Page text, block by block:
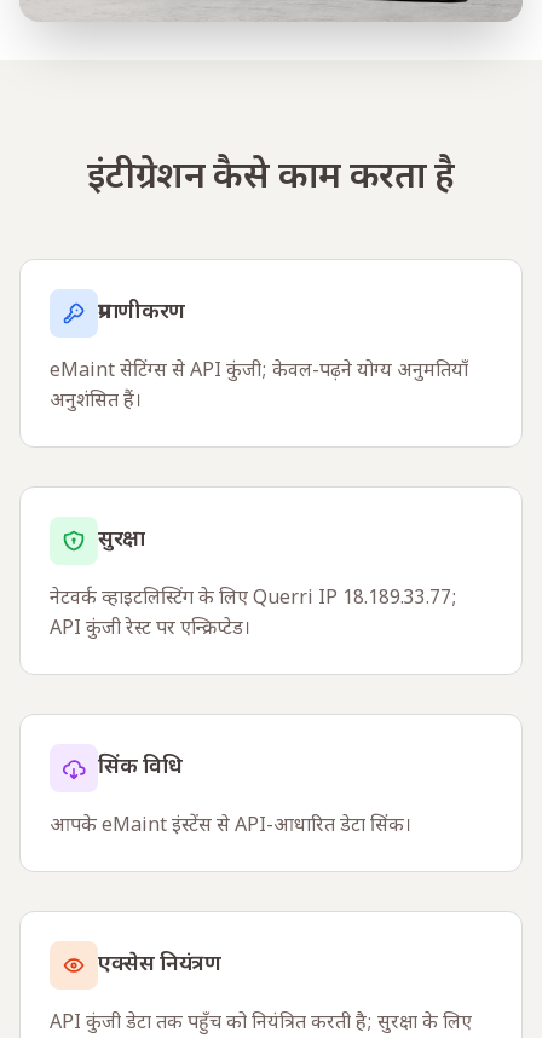
इंटीग्रेशन कैसे काम करता है
प्रमाणीकरण
eMaint सेटिंग्स से API कुंजी; केवल-पढ़ने योग्य अनुमतियाँ
अनुशंसित हैं।
सुरक्षा
नेटवर्क व्हाइटलिस्टिंग के लिए Querri IP 18.189.33.77;
API कुंजी रेस्ट पर एन्क्रिप्टेड।
सिंक विधि
आपके eMaint इंस्टेंस से API-आधारित डेटा सिंक।
एक्सेस नियंत्रण
API कुंजी डेटा तक पहुँच को नियंत्रित करती है; सुरक्षा के लिए